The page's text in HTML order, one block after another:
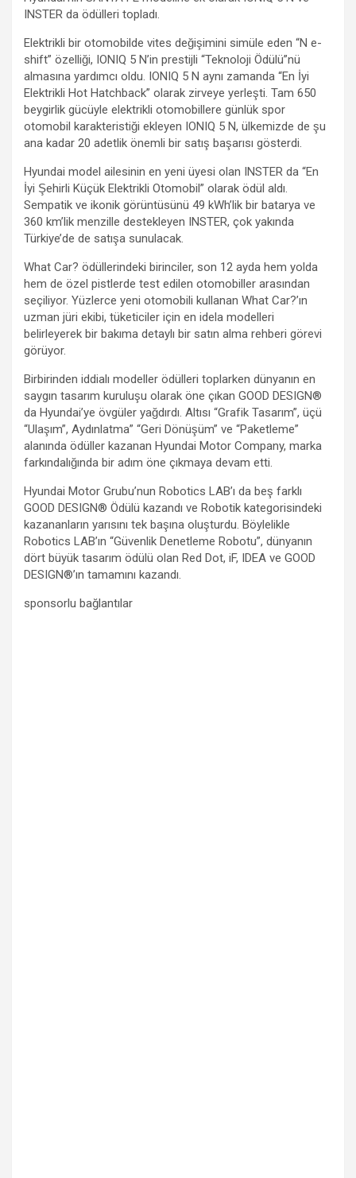
INSTER da ödülleri topladı.
Elektrikli bir otomobilde vites değişimini simüle eden “N e-
shift” özelliği, IONIQ 5 N’in prestijli “Teknoloji Ödülü”nü
almasına yardımcı oldu. IONIQ 5 N aynı zamanda “En İyi
Elektrikli Hot Hatchback” olarak zirveye yerleşti. Tam 650
beygirlik gücüyle elektrikli otomobillere günlük spor
otomobil karakteristiği ekleyen IONIQ 5 N, ülkemizde de şu
ana kadar 20 adetlik önemli bir satış başarısı gösterdi.
Hyundai model ailesinin en yeni üyesi olan INSTER da “En
İyi Şehirli Küçük Elektrikli Otomobil” olarak ödül aldı.
Sempatik ve ikonik görüntüsünü 49 kWh’lik bir batarya ve
360 km’lik menzille destekleyen INSTER, çok yakında
Türkiye’de de satışa sunulacak.
What Car? ödüllerindeki birinciler, son 12 ayda hem yolda
hem de özel pistlerde test edilen otomobiller arasından
seçiliyor. Yüzlerce yeni otomobili kullanan What Car?’ın
uzman jüri ekibi, tüketiciler için en idela modelleri
belirleyerek bir bakıma detaylı bir satın alma rehberi görevi
görüyor.
Birbirinden iddialı modeller ödülleri toplarken dünyanın en
saygın tasarım kuruluşu olarak öne çıkan GOOD DESIGN®
da Hyundai’ye övgüler yağdırdı. Altısı “Grafik Tasarım”, üçü
“Ulaşım”, Aydınlatma” “Geri Dönüşüm” ve “Paketleme”
alanında ödüller kazanan Hyundai Motor Company, marka
farkındalığında bir adım öne çıkmaya devam etti.
Hyundai Motor Grubu’nun Robotics LAB’ı da beş farklı
GOOD DESIGN® Ödülü kazandı ve Robotik kategorisindeki
kazananların yarısını tek başına oluşturdu. Böylelikle
Robotics LAB’ın “Güvenlik Denetleme Robotu”, dünyanın
dört büyük tasarım ödülü olan Red Dot, iF, IDEA ve GOOD
DESIGN®’ın tamamını kazandı.
sponsorlu bağlantılar